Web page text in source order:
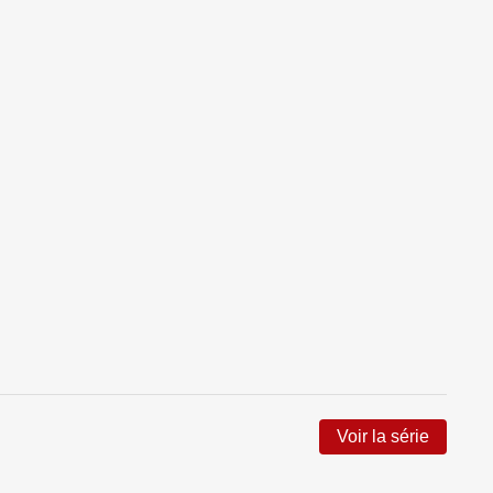
Voir la série